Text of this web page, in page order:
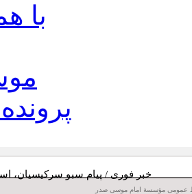
با
خبر فوری / پیام سبو سرکیسیان،
عمومی مؤسسۀ امام موسی صدر